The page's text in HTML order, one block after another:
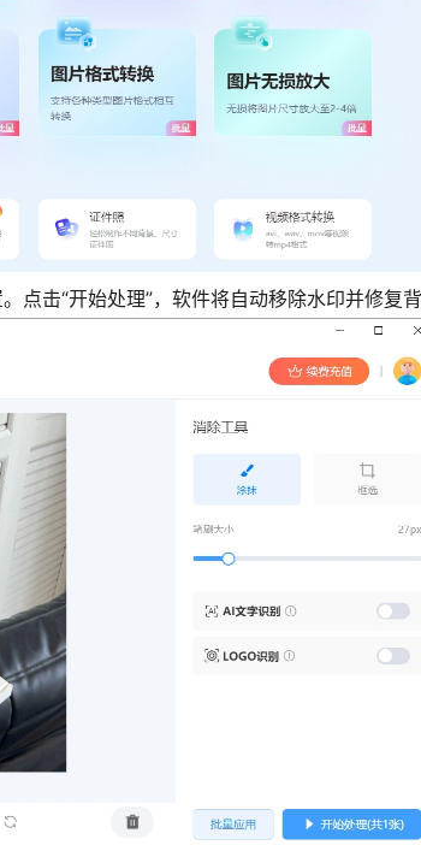
点击“开始处理”，软件将自动移除水印并修复